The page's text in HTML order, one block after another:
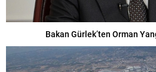
Bakan Gürlek’ten Orman